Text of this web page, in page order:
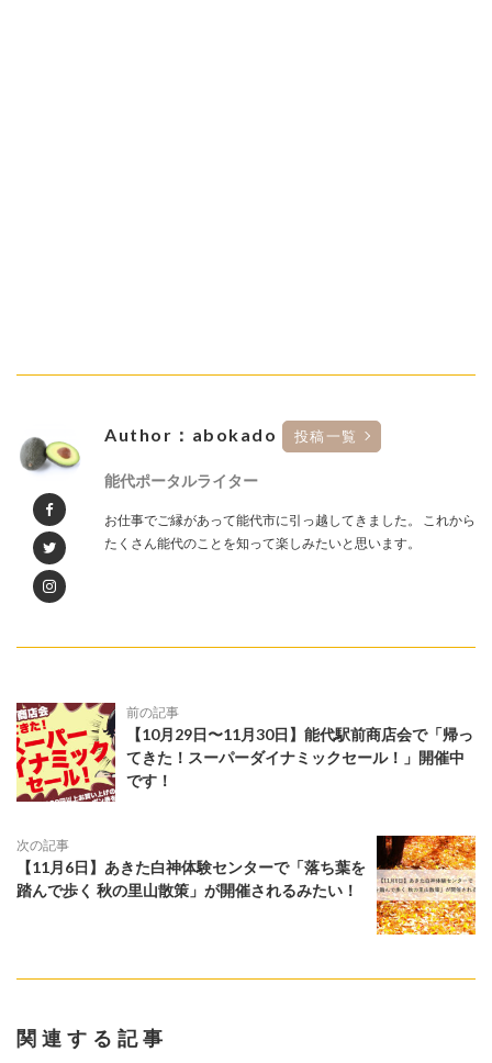
Author：abokado 投稿一覧
能代ポータルライター
お仕事でご縁があって能代市に引っ越してきました。 これから
たくさん能代のことを知って楽しみたいと思います。
前の記事
【10月29日〜11月30日】能代駅前商店会で「帰っ
てきた！スーパーダイナミックセール！」開催中
です！
次の記事
【11月6日】あきた白神体験センターで「落ち葉を
踏んで歩く 秋の里山散策」が開催されるみたい！
関連する記事